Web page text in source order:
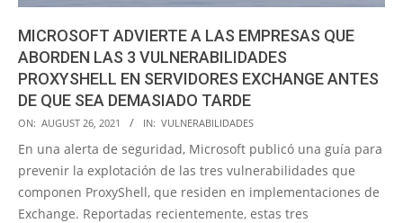
MICROSOFT ADVIERTE A LAS EMPRESAS QUE
ABORDEN LAS 3 VULNERABILIDADES
PROXYSHELL EN SERVIDORES EXCHANGE ANTES
DE QUE SEA DEMASIADO TARDE
2021-
08-
ON: AUGUST 26, 2021 IN: VULNERABILIDADES
En una alerta de seguridad, Microsoft publicó una guía para
prevenir la explotación de las tres vulnerabilidades que
componen ProxyShell, que residen en implementaciones de
Exchange. Reportadas recientemente, estas tres